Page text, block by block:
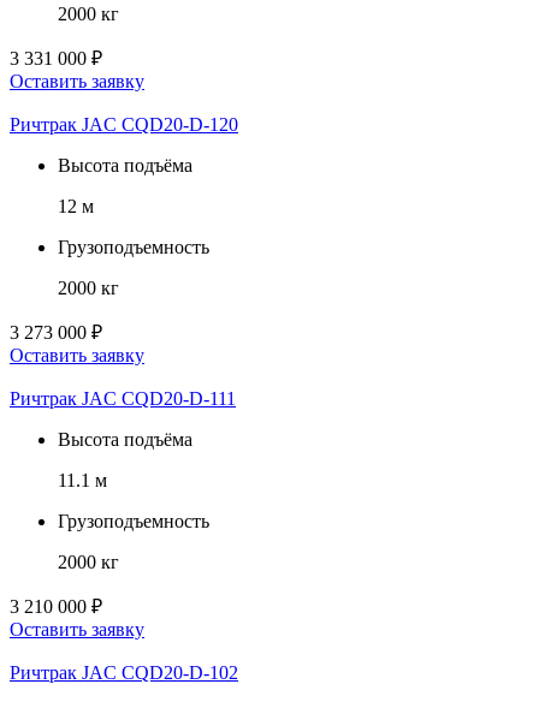
2000 кг
3 331 000 ₽
Оставить заявку
Ричтрак JAC CQD20-D-120
Высота подъёма
12 м
Грузоподъемность
2000 кг
3 273 000 ₽
Оставить заявку
Ричтрак JAC CQD20-D-111
Высота подъёма
11.1 м
Грузоподъемность
2000 кг
3 210 000 ₽
Оставить заявку
Ричтрак JAC CQD20-D-102